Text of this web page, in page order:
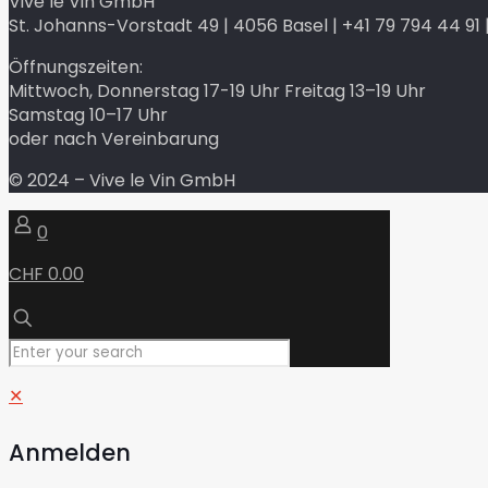
St. Johanns-Vorstadt 49 | 4056 Basel | +41 79 794 44
Öffnungszeiten:
Mittwoch, Donnerstag 17-19 Uhr Freitag 13–19 Uhr
Samstag 10–17 Uhr
oder nach Vereinbarung
© 2024 – Vive le Vin GmbH
0
CHF 0.00
✕
Anmelden